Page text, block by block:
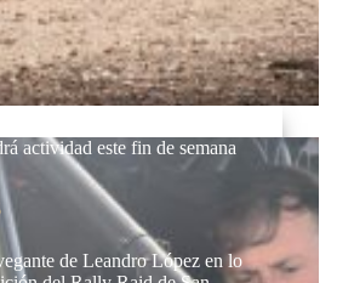
actividad este fin de semana
de Leandro López en lo